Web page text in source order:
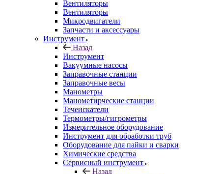
Вентиляторы
Вентиляторы
Микродвигатели
Запчасти и аксессуары
Инструмент
Назад
Инструмент
Вакуумные насосы
Заправочные станции
Заправочные весы
Манометры
Манометирческие станции
Течеискатели
Термометры/гигрометры
Измерительное оборудование
Инструмент для обработки труб
Оборудование для пайки и сварки
Химические средства
Сервисный инструмент
Назад